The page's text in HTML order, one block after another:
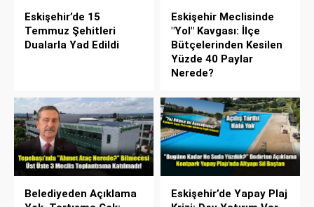
Eskişehir’de 15
Temmuz Şehitleri
Dualarla Yad Edildi
Eskişehir Meclisinde
"Yol" Kavgası: İlçe
Bütçelerinden Kesilen
Yüzde 40 Paylar
Nerede?
Belediyeden Açıklama
Eskişehir’de Yapay Plaj